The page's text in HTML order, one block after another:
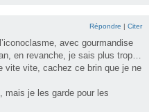
Répondre | Citer
avec gourmandise
en revanche, je sais plus trop…
vite vite, cachez ce brin que je ne
mais je les garde pour les